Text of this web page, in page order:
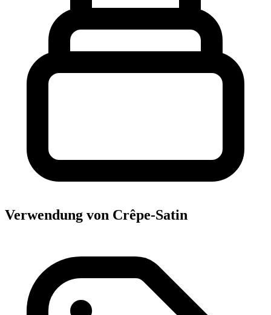
Verwendung von Crêpe-Satin